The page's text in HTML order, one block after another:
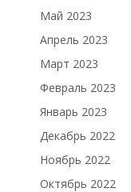
Май 2023
Апрель 2023
Март 2023
Февраль 2023
Январь 2023
Декабрь 2022
Ноябрь 2022
Октябрь 2022